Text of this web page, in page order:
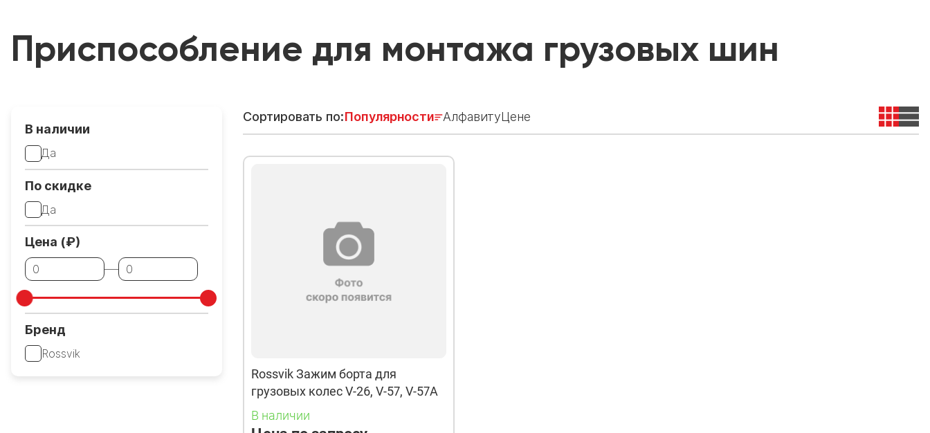
Приспособление для монтажа грузовых шин
В наличии
Да
По скидке
Да
Цена (₽)
Бренд
Rossvik
Сортировать по:Популярности АлфавитуЦене
Rossvik Зажим борта для
грузовых колес V-26, V-57, V-57A
В наличии